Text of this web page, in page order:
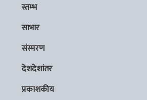
स्तम्भ
साभार
संस्मरण
देशदेशांतर
प्रकाशकीय